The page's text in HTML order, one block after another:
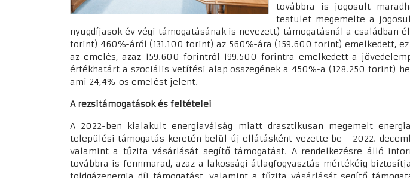
továbbra is jogosult
testület megemelte a
nyugdíjasok év végi támogatásának is nevezett) támogatásnál a
forint) 460%-áról (131.100 forint) az 560%-ára (159.600 forint) emelkedett,
az emelés, azaz 159.600 forintról 199.500 forintra emelkedett a
értékhatárt a szociális vetítési alap összegének a 450%-a (128.250 forint)
ami 24,4%-os emelést jelent.
A rezsitámogatások és feltételei
A 2022-ben kialakult energiaválság miatt drasztikusan megemelt
települési támogatás keretén belül új ellátásként vezette be - 2022.
valamint a tűzifa vásárlását segítő támogatást. A rendelkezésre álló
továbbra is fennmarad, azaz a lakossági átlagfogyasztás mértékéig